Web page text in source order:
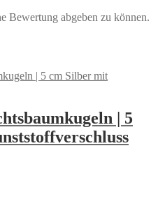
Bewertung abgeben zu können.
| 5